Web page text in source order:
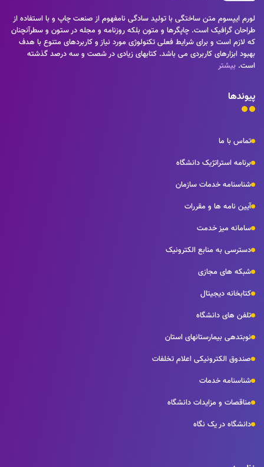
لورم ایپسوم متن ساختگی با تولید سادگی نامفهوم از صنعت چاپ و با استفاده از
طراحان گرافیک است. چاپگرها و متون بلکه روزنامه و مجله در ستون و سطرآنچنان
که لازم است و برای شرایط فعلی تکنولوژی مورد نیاز و کاربردهای متنوع با هدف
بهبود ابزارهای کاربردی می باشد. کتابهای زیادی در شصت و سه درصد گذشته
است. بیشتر
پیوندها
تماس با ما
برنامه استراتژیک دانشگاه
شناسنامه خدمات سازمان
آیین نامه ها و مقررات
سامانه میز خدمت
دسترسی به منابع الکترونیک
شبکه های مجازی
کتابخانه دیجیتال
تلفن های دانشگاه
نوبتدهی بیمارستانهای استان
صندوق الکترونیکی اعلام تخلفات
شناسنامه خدمات
مناقصات و مزایدات دانشگاه
دانشگاه در یک نگاه